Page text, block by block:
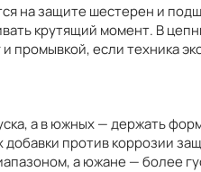
на защите шестерен и
крутящий момент. В
промывкой, если техника
а в южных — держать
против коррозии
а южане — более